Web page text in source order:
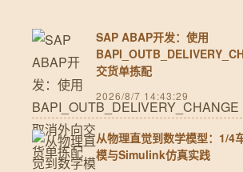
SAP ABAP开发：使用
交货单拣配
2026/8/7 14:43:29
从物理直觉到数学模型：1/4
模与Simulink仿真实践